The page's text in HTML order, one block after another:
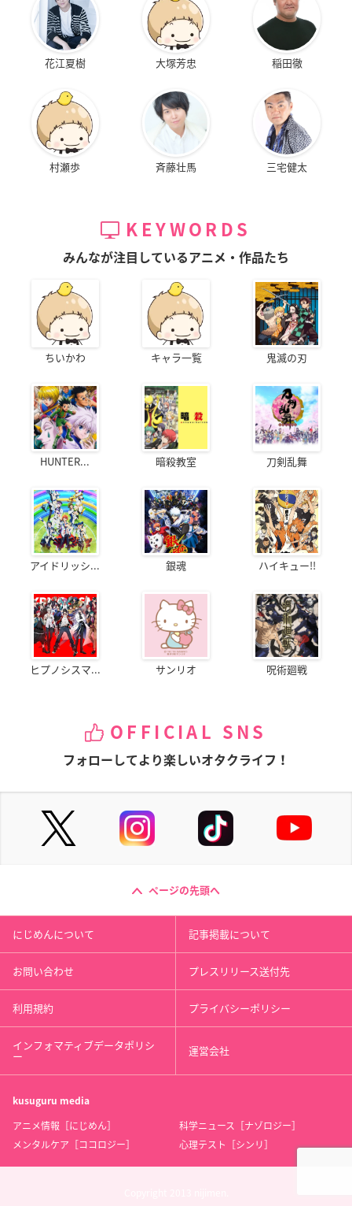
花江夏樹 大塚芳忠 稲田徹
村瀬歩 斉藤壮馬 三宅健太
KEYWORDS
みんなが注目しているアニメ・作品たち
ちいかわ キャラ一覧 鬼滅の刃
HUNTER... 暗殺教室 刀剣乱舞
アイドリッシ... 銀魂 ハイキュー!!
ヒプノシスマ... サンリオ 呪術廻戦
OFFICIAL SNS
フォローしてより楽しいオタクライフ！
ページの先頭へ
にじめんについて 記事掲載について
お問い合わせ プレスリリース送付先
利用規約 プライバシーポリシー
インフォマティブデータポリシ
ー 運営会社
kusuguru media
アニメ情報［にじめん］
科学ニュース［ナゾロジー］
メンタルケア［ココロジー］
心理テスト［シンリ］